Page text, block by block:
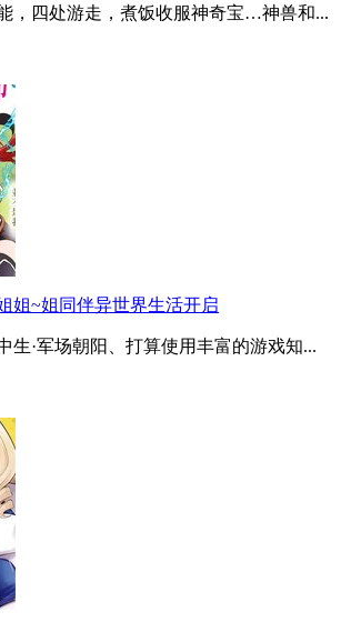
，四处游走，煮饭收服神奇宝…神兽和...
姐~姐同伴异世界生活开启
生·军场朝阳、打算使用丰富的游戏知...